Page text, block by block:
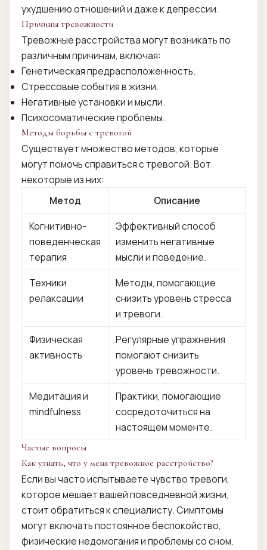
ухудшению отношений и даже к депрессии.
Причины тревожности
Тревожные расстройства могут возникать по
различным причинам, включая:
Генетическая предрасположенность.
Стрессовые события в жизни.
Негативные установки и мысли.
Психосоматические проблемы.
Методы борьбы с тревогой
Существует множество методов, которые
могут помочь справиться с тревогой. Вот
некоторые из них:
Метод
Описание
Когнитивно-
поведенческая
терапия
Эффективный способ
изменить негативные
мысли и поведение.
Техники
релаксации
Методы, помогающие
снизить уровень стресса
и тревоги.
Физическая
активность
Регулярные упражнения
помогают снизить
уровень тревожности.
Медитация и
mindfulness
Практики, помогающие
сосредоточиться на
настоящем моменте.
Частые вопросы
Как узнать, что у меня тревожное расстройство?
Если вы часто испытываете чувство тревоги,
которое мешает вашей повседневной жизни,
стоит обратиться к специалисту. Симптомы
могут включать постоянное беспокойство,
физические недомогания и проблемы со сном.